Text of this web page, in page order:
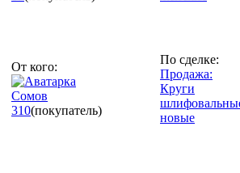
От кого:
Сомов
310(покупатель)
По сделке:
Продажа:
Круги
новые